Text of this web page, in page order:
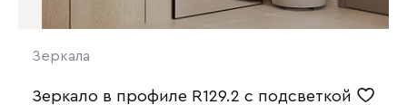
Зеркала
Зеркало в профиле R129.2 с подсветкой